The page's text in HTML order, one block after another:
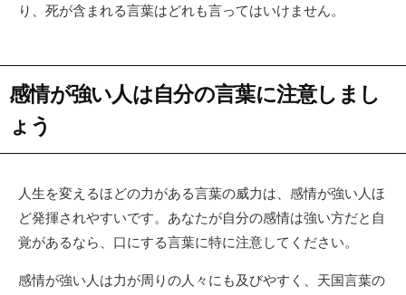
り、死が含まれる言葉はどれも言ってはいけません。
感情が強い人は自分の言葉に注意しまし
ょう
人生を変えるほどの力がある言葉の威力は、感情が強い人ほ
ど発揮されやすいです。あなたが自分の感情は強い方だと自
覚があるなら、口にする言葉に特に注意してください。
感情が強い人は力が周りの人々にも及びやすく、天国言葉の